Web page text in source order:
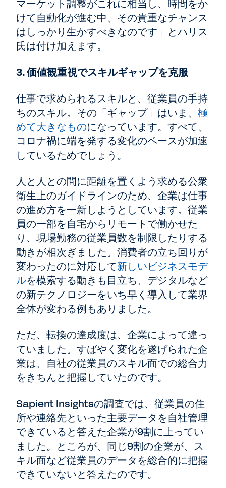
マーケット調整がこれに相当し、時間をか
けて自動化が進む中、その貴重なチャンス
はしっかり生かすべきなのです」とハリス
氏は付け加えます。
3. 価値観重視でスキルギャップを克服
仕事で求められるスキルと、従業員の手持
ちのスキル。その「ギャップ」はいま、 極
めて大きなものになっています。すべて、
コロナ禍に端を発する変化のペースが加速
しているためでしょう。
人と人との間に距離を置くよう求める公衆
衛生上のガイドラインのため、企業は仕事
の進め方を一新しようとしています。従業
員の一部を自宅からリモートで働かせた
り、現場勤務の従業員数を制限したりする
動きが相次ぎました。消費者の立ち回りが
変わったのに対応して新しいビジネスモデ
ルを模索する動きも目立ち、デジタルなど
の新テクノロジーをいち早く導入して業界
全体が変わる例もありました。
ただ、転換の達成度は、企業によって違っ
ていました。すばやく変化を遂げられた企
業は、自社の従業員のスキル面での総合力
をきちんと把握していたのです。
Sapient Insightsの調査では、従業員の住
所や連絡先といった主要データを自社管理
できていると答えた企業が9割に上ってい
ました。ところが、同じ9割の企業が、ス
キル面など従業員のデータを総合的に把握
できていないと答えたのです。